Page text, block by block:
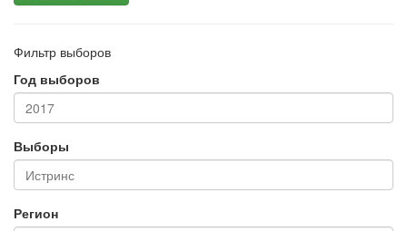
Фильтр выборов
Год выборов
Выборы
Регион